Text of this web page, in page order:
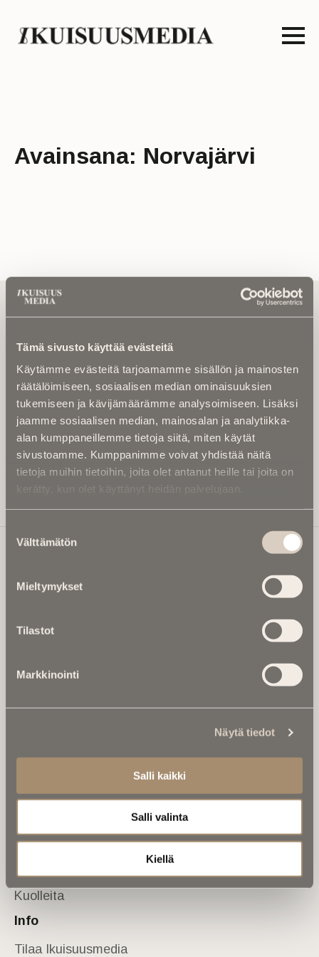
Tämä sivusto käyttää evästeitä
Käytämme evästeitä tarjoamamme sisällön ja mainosten
räätälöimiseen, sosiaalisen median ominaisuuksien
tukemiseen ja kävijämäärämme analysoimiseen. Lisäksi
jaamme sosiaalisen median, mainosalan ja analytiikka-
alan kumppaneillemme tietoja siitä, miten käytät
sivustoamme. Kumppanimme voivat yhdistää näitä
tietoja muihin tietoihin, joita olet antanut heille tai joita on
kerätty, kun olet käyttänyt heidän palvelujaan.
valinta
Välttämätön
Mieltymykset
Tilastot
Markkinointi
Näytä tiedot
Salli kaikki
Salli valinta
Kiellä
Avainsana: Norvajärvi
Tilaa uutiskirje - Pääset heti parhaiden
artikkelien pariin!
Kirjoita alle sähköpostiosoitteesi niin saat kaksi kertaa
etteivät kiinnostavat artikkelit jää huomaamatta.
Uutiskirje on maksuton eikä se velvoita mihinkään.
Kirjoita tähän sähköpostiosoite, johon haluat uutiskirjeen
tulevan:
Tilaa Uutiskirje
Ikuisuusmedia
valtakunnallinen mediabrändi. Julkaisemme uusimmat
kuolinuutiset ja kuolintiedot.
Anna palautetta
Muistokirjoituksia
Kuolema koskettaa
Asiantuntijoilta
Kuolleita
Info
Tilaa Ikuisuusmedia